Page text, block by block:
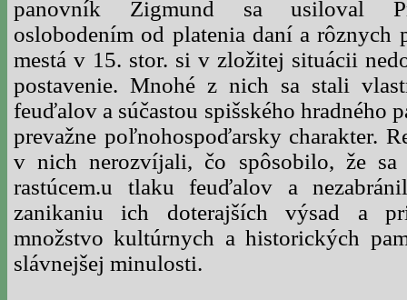
panovník Žigmund sa usiloval
oslobodením od platenia daní a rôznych
mestá v 15. stor. si v zložitej situácii
postavenie. Mnohé z nich sa stali
feuďalov a súčastou spišského hradného
prevažne poľnohospoďarsky charakter.
v nich nerozvíjali, čo spôsobilo, že sa
rastúcem.u tlaku feuďalov a
zanikaniu ich doterajších výsad a
množstvo kultúrnych a historických
slávnejšej minulosti.